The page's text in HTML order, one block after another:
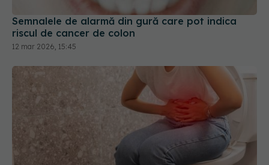
Semnalele de alarmă din gură care pot indica
riscul de cancer de colon
12 mar 2026, 15:45